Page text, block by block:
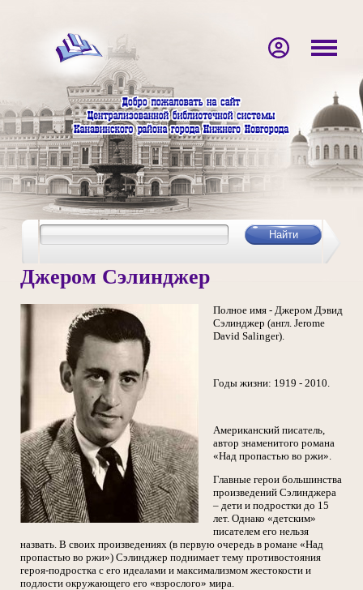
Джером Сэлинджер
Полное имя - Джером Дэвид
Сэлинджер (англ. Jerome
David Salinger).
Годы жизни: 1919 - 2010.
Американский писатель,
автор знаменитого романа
«Над пропастью во ржи».
Главные герои большинства
произведений Сэлинджера
– дети и подростки до 15
лет. Однако «детским»
писателем его нельзя
назвать. В своих произведениях (в первую очередь в романе «Над
пропастью во ржи») Сэлинджер поднимает тему противостояния
героя-подростка с его идеалами и максимализмом жестокости и
подлости окружающего его «взрослого» мира.